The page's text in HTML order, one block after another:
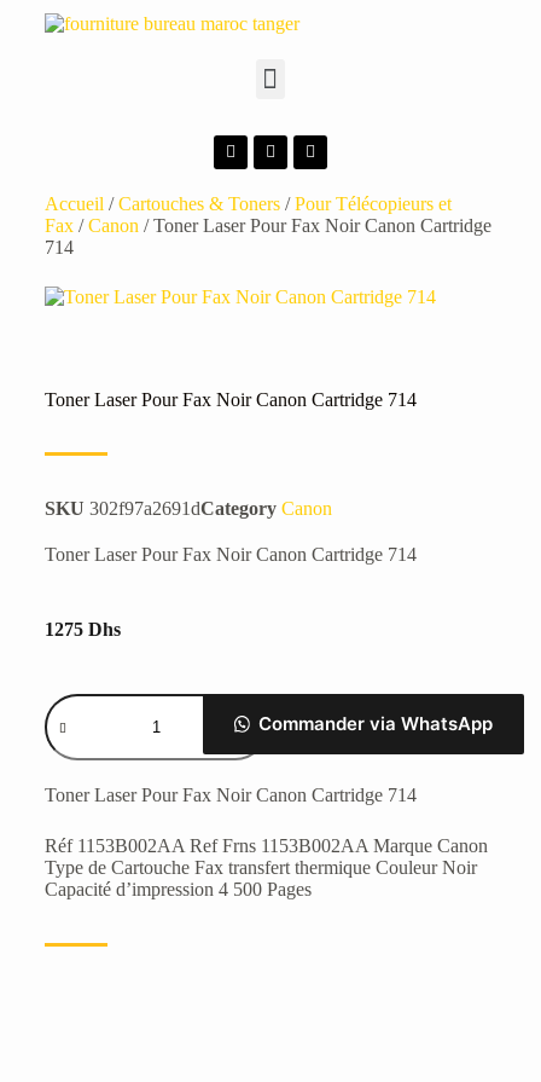
Accueil /Cartouches & Toners/Pour Télécopieurs et
Fax/Canon / Toner Laser Pour Fax Noir Canon Cartridge
714
Toner Laser Pour Fax Noir Canon Cartridge 714
SKU 302f97a2691dCategory Canon
Toner Laser Pour Fax Noir Canon Cartridge 714
1275 Dhs
Commander via WhatsApp
Toner Laser Pour Fax Noir Canon Cartridge 714
Réf 1153B002AA Ref Frns 1153B002AA Marque Canon
Type de Cartouche Fax transfert thermique Couleur Noir
Capacité d’impression 4 500 Pages